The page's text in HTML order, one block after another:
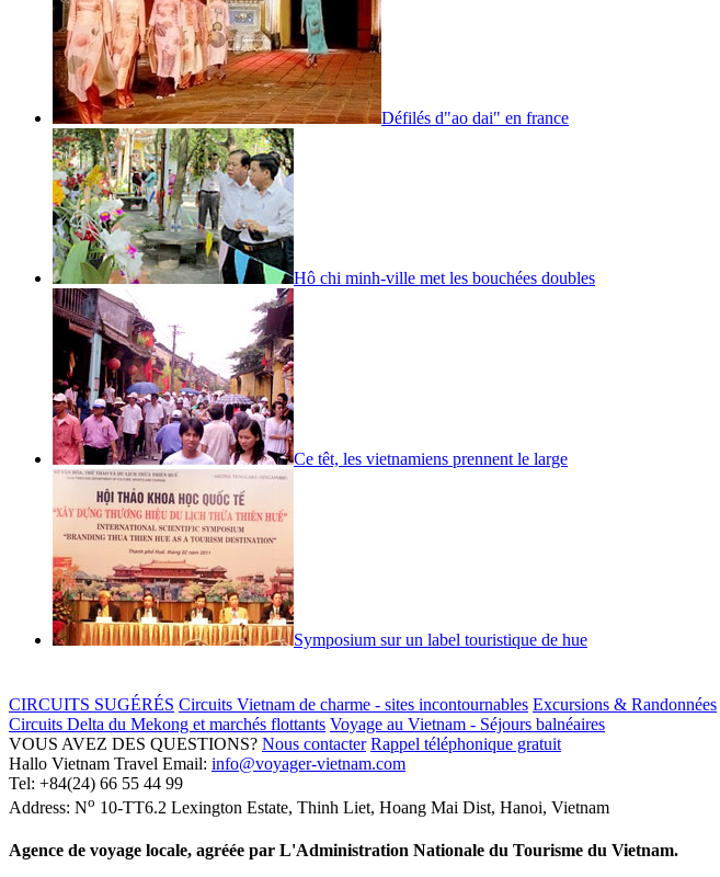
Défilés d"ao dai" en france
Hô chi minh-ville met les bouchées doubles
Ce têt, les vietnamiens prennent le large
Symposium sur un label touristique de hue
CIRCUITS SUGÉRÉS Circuits Vietnam de charme - sites incontournables Excursions & Randonnées
Circuits Delta du Mekong et marchés flottants Voyage au Vietnam - Séjours balnéaires
VOUS AVEZ DES QUESTIONS? Nous contacter Rappel téléphonique gratuit
Hallo Vietnam Travel Email: info@voyager-vietnam.com
Tel: +84(24) 66 55 44 99
Address: No 10-TT6.2 Lexington Estate, Thinh Liet, Hoang Mai Dist, Hanoi, Vietnam
Agence de voyage locale, agréée par L'Administration Nationale du Tourisme du Vietnam.